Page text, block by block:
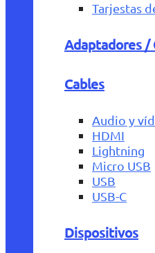
Tarjestas
Adaptadores /
Cables
Audio y
HDMI
Lightning
Micro USB
USB
USB-C
Dispositivos